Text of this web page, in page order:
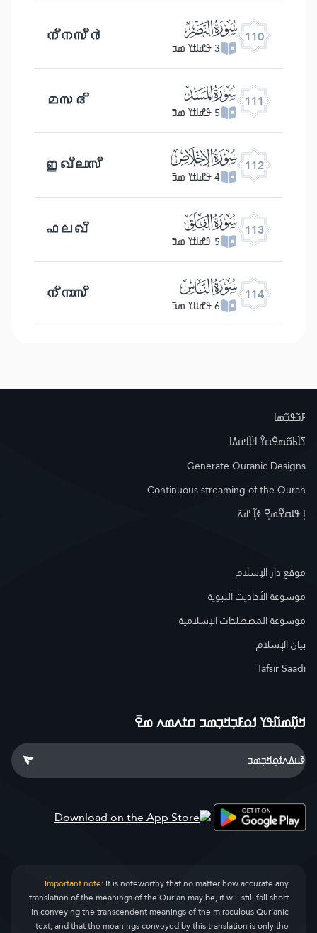
110 ﰛ
3 ߟߝߊߙߌ ߘߏ߫ ന്നസ്ർ
111 ﰜ
5 ߟߝߊߙߌ ߘߏ߫ മസദ്
112 ﰝ
4 ߟߝߊߙߌ ߘߏ߫ ഇഖ്ലാസ്
113 ﰞ
5 ߟߝߊߙߌ ߘߏ߫ ഫലഖ്
114 ﰟ
6 ߟߝߊߙߌ ߘߏ߫ ന്നാസ്
ߓߏ߬ߟߏ߲߬ߘߊ
ߖߊ߬ߕߋ߬ߘߐ߬ߛߌ߮ ߞߊ߲߬ߞߎߡߊ
Generate Quranic Designs
Continuous streaming of the Quran
ߊ߲ ߟߊߛߐ߬ߘߐ߲߫ ߦߊ߲߬ ߝߍ߬
موقع دار الإسلام
موسوعة الأحاديث النبوية
موسوعة المصطلحات الإسلامية
بيان الإسلام
Tafsir Saadi
ߞߎ߲߬ߘߎ߬ߟߌ ߗߋߓߏ߲ߞߏ߲ߘߏ ߛߙߍߘߍ ߘߐ߫
Important note:It is noteworthy that no matter how accurate any
translation of the meanings of the Qur’an may be, it will still fall short
in conveying the transcendent meanings of the miraculous Qur’anic
text, and that the meanings conveyed by this translation is only the